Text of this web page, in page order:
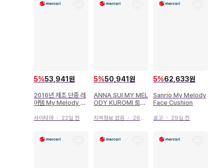
5%53,941원
2016년 제조 단종 레
어템 My Melody Le
사이타마 ・ 22일 전
5%50,941원
ANNA SUI MY MEL
ODY KUROMI 토트
지역정보 없음 ・ 26일 전
5%62,633원
Sanrio My Melody
Face Cushion
효고 ・ 29일 전